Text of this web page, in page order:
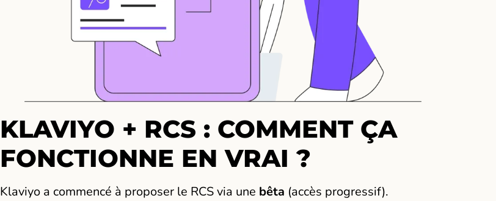
KLAVIYO + RCS : COMMENT ÇA
FONCTIONNE EN VRAI ?
Klaviyo a commencé à proposer le RCS via une bêta (accès progressif).